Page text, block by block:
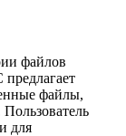
файлов
файлы,
для